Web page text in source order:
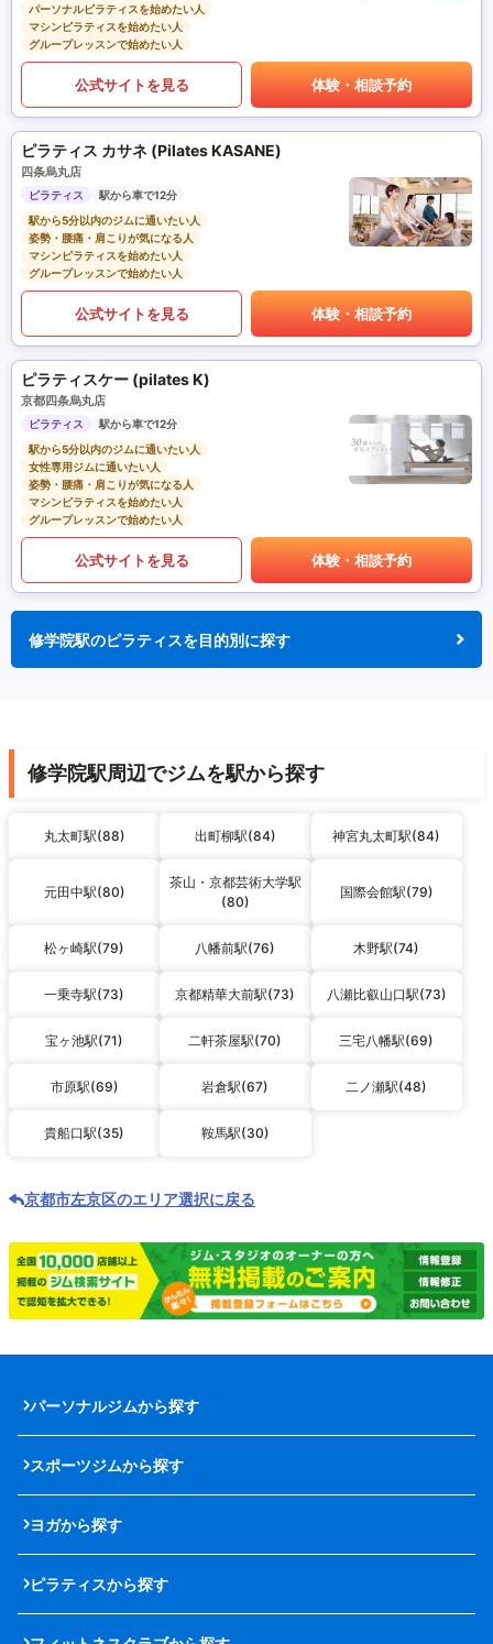
パーソナルピラティスを始めたい人
マシンピラティスを始めたい人
グループレッスンで始めたい人
公式サイトを見る 体験・相談予約
ピラティス カサネ (Pilates KASANE)
四条烏丸店
ピラティス
駅から車で12分
駅から5分以内のジムに通いたい人
姿勢・腰痛・肩こりが気になる人
マシンピラティスを始めたい人
グループレッスンで始めたい人
公式サイトを見る 体験・相談予約
ピラティスケー (pilates K)
京都四条烏丸店
ピラティス
駅から車で12分
駅から5分以内のジムに通いたい人
女性専用ジムに通いたい人
姿勢・腰痛・肩こりが気になる人
マシンピラティスを始めたい人
グループレッスンで始めたい人
公式サイトを見る 体験・相談予約
修学院駅のピラティスを目的別に探す
修学院駅周辺でジムを駅から探す
丸太町駅(88) 出町柳駅(84) 神宮丸太町駅(84)
元田中駅(80)
茶山・京都芸術大学駅
(80)
国際会館駅(79)
松ヶ崎駅(79) 八幡前駅(76) 木野駅(74)
一乗寺駅(73) 京都精華大前駅(73) 八瀬比叡山口駅(73)
宝ヶ池駅(71) 二軒茶屋駅(70) 三宅八幡駅(69)
市原駅(69) 岩倉駅(67) 二ノ瀬駅(48)
貴船口駅(35) 鞍馬駅(30)
京都市左京区のエリア選択に戻る
パーソナルジムから探す
スポーツジムから探す
ヨガから探す
ピラティスから探す